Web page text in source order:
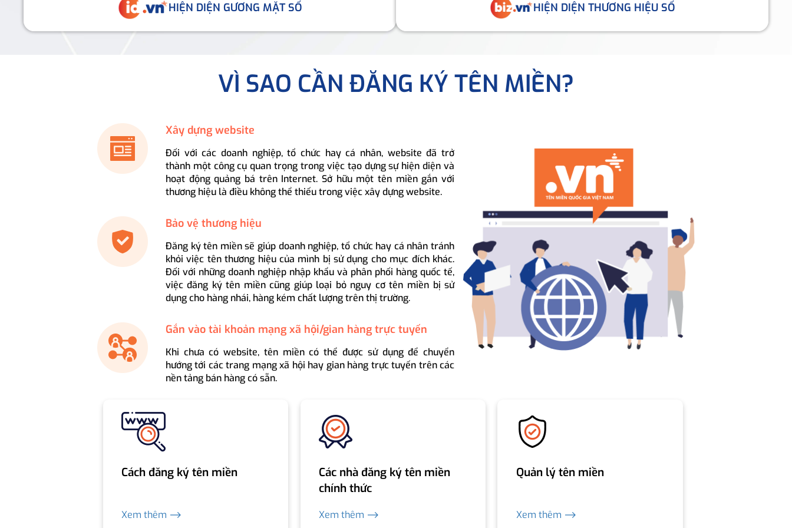
HIỆN DIỆN GƯƠNG MẶT SỐ HIỆN DIỆN THƯƠNG HIỆU SỐ
VÌ SAO CẦN ĐĂNG KÝ TÊN MIỀN?
Xây dựng website
Đối với các doanh nghiệp, tổ chức hay cá nhân, website đã trở
thành một công cụ quan trọng trong việc tạo dựng sự hiện diện và
hoạt động quảng bá trên Internet. Sở hữu một tên miền gắn với
thương hiệu là điều không thể thiếu trong việc xây dựng website.
Bảo vệ thương hiệu
Đăng ký tên miền sẽ giúp doanh nghiệp, tổ chức hay cá nhân tránh
khỏi việc tên thương hiệu của mình bị sử dụng cho mục đích khác.
Đối với những doanh nghiệp nhập khẩu và phân phối hàng quốc tế,
việc đăng ký tên miền cũng giúp loại bỏ nguy cơ tên miền bị sử
dụng cho hàng nhái, hàng kém chất lượng trên thị trường.
Gắn vào tài khoản mạng xã hội/gian hàng trực tuyến
Khi chưa có website, tên miền có thể được sử dụng để chuyển
hướng tới các trang mạng xã hội hay gian hàng trực tuyến trên các
nền tảng bán hàng có sẵn.
Cách đăng ký tên miền
Xem thêm ⟶
Các nhà đăng ký tên miền
chính thức
Xem thêm ⟶
Quản lý tên miền
Xem thêm ⟶